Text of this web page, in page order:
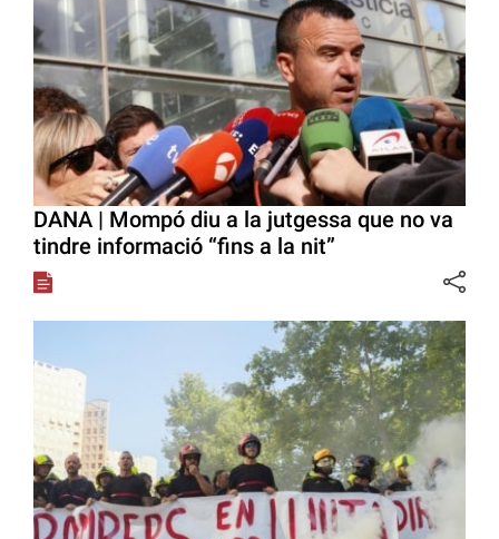
DANA | Mompó diu a la jutgessa que no va
tindre informació “fins a la nit”